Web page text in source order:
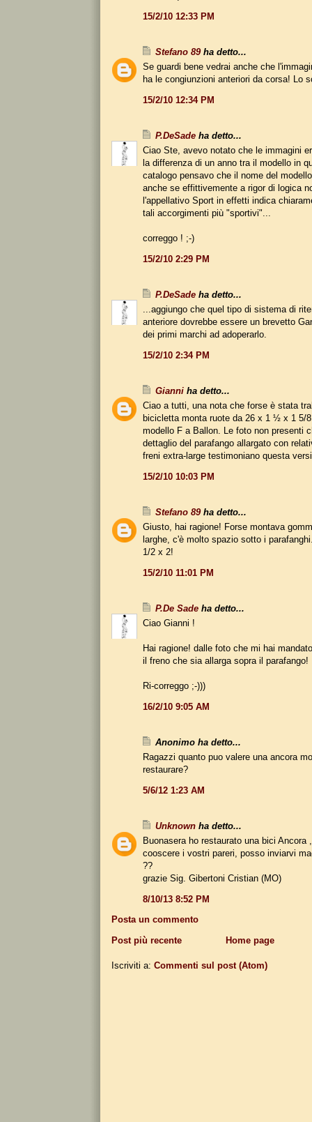
15/2/10 12:33 PM
Stefano 89ha detto...
Se guardi bene vedrai anche che
ha le congiunzioni anteriori da corsa! Lo
15/2/10 12:34 PM
P.DeSade ha detto...
Ciao Ste, avevo notato che le immagini
la differenza di un anno tra il modello in
catalogo pensavo che il nome del
anche se effittivemente a rigor di logica
l'appellativo Sport in effetti indica
tali accorgimenti più "sportivi"...
correggo ! ;-)
15/2/10 2:29 PM
P.DeSade ha detto...
...aggiungo che quel tipo di sistema di
anteriore dovrebbe essere un brevetto
dei primi marchi ad adoperarlo.
15/2/10 2:34 PM
Gianni ha detto...
Ciao a tutti, una nota che forse è stata
bicicletta monta ruote da 26 x 1 ½ x 1 5/
modello F a Ballon. Le foto non presenti
dettaglio del parafango allargato con
freni extra-large testimoniano questa
15/2/10 10:03 PM
Stefano 89ha detto...
Giusto, hai ragione! Forse montava
larghe, c'è molto spazio sotto i
1/2 x 2!
15/2/10 11:01 PM
P.De Sade ha detto...
Ciao Gianni !
Hai ragione! dalle foto che mi hai
il freno che sia allarga sopra il parafango!
Ri-correggo ;-)))
16/2/10 9:05 AM
Anonimo ha detto...
Ragazzi quanto puo valere una ancora
restaurare?
5/6/12 1:23 AM
Unknown ha detto...
Buonasera ho restaurato una bici Ancora
cooscere i vostri pareri, posso inviarvi
??
grazie Sig. Gibertoni Cristian (MO)
8/10/13 8:52 PM
Posta un commento
Post più recente
Home page
Iscriviti a: Commenti sul post (Atom)